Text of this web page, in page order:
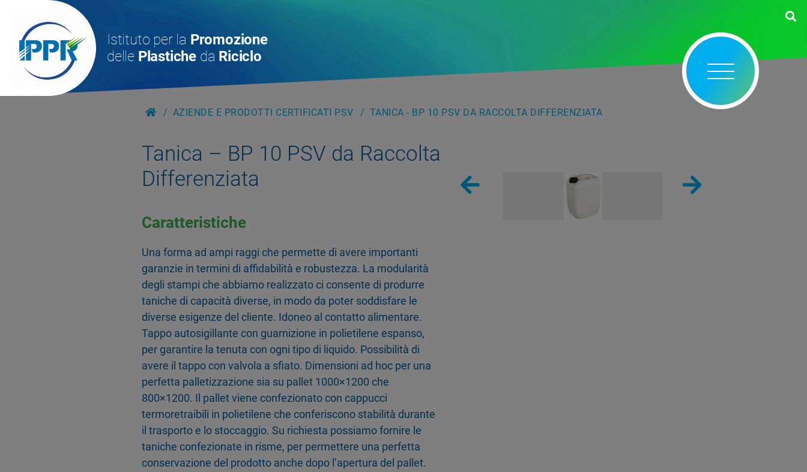
Istituto per la Promozione
delle Plastiche da Riciclo
AZIENDE E PRODOTTI CERTIFICATI PSV TANICA - BP 10 PSV DA RACCOLTA DIFFERENZIATA
Tanica – BP 10 PSV da Raccolta
Differenziata
Caratteristiche
Una forma ad ampi raggi che permette di avere importanti
garanzie in termini di affidabilità e robustezza. La modularità
degli stampi che abbiamo realizzato ci consente di produrre
taniche di capacità diverse, in modo da poter soddisfare le
diverse esigenze del cliente. Idoneo al contatto alimentare.
Tappo autosigillante con guarnizione in polietilene espanso,
per garantire la tenuta con ogni tipo di liquido. Possibilità di
avere il tappo con valvola a sfiato. Dimensioni ad hoc per una
perfetta palletizzazione sia su pallet 1000×1200 che
800×1200. Il pallet viene confezionato con cappucci
termoretraibili in polietilene che conferiscono stabilità durante
il trasporto e lo stoccaggio. Su richiesta possiamo fornire le
taniche confezionate in risme, per permettere una perfetta
conservazione del prodotto anche dopo l’apertura del pallet.